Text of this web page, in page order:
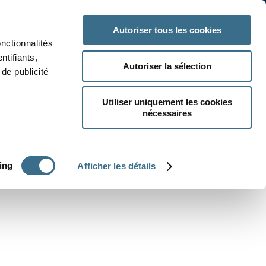
publicité
Afficher les détails
Autoriser tous les cookies
Autoriser la sélection
Utiliser uniquement les cookies
nécessaires